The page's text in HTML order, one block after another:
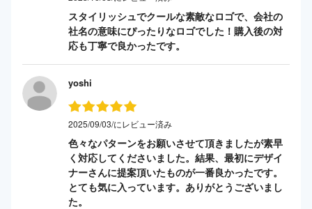
スタイリッシュでクールな素敵なロゴで、会社の
社名の意味にぴったりなロゴでした！購入後の対
応も丁寧で良かったです。
yoshi
2025/09/03/にレビュー済み
色々なパターンをお願いさせて頂きましたが素早
く対応してくださいました。結果、最初にデザイ
ナーさんに提案頂いたものが一番良かったです。
とても気に入っています。ありがとうございまし
た。